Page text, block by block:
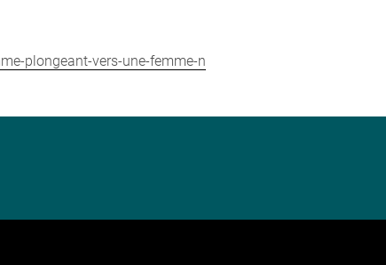
plongeant-vers-une-femme-n